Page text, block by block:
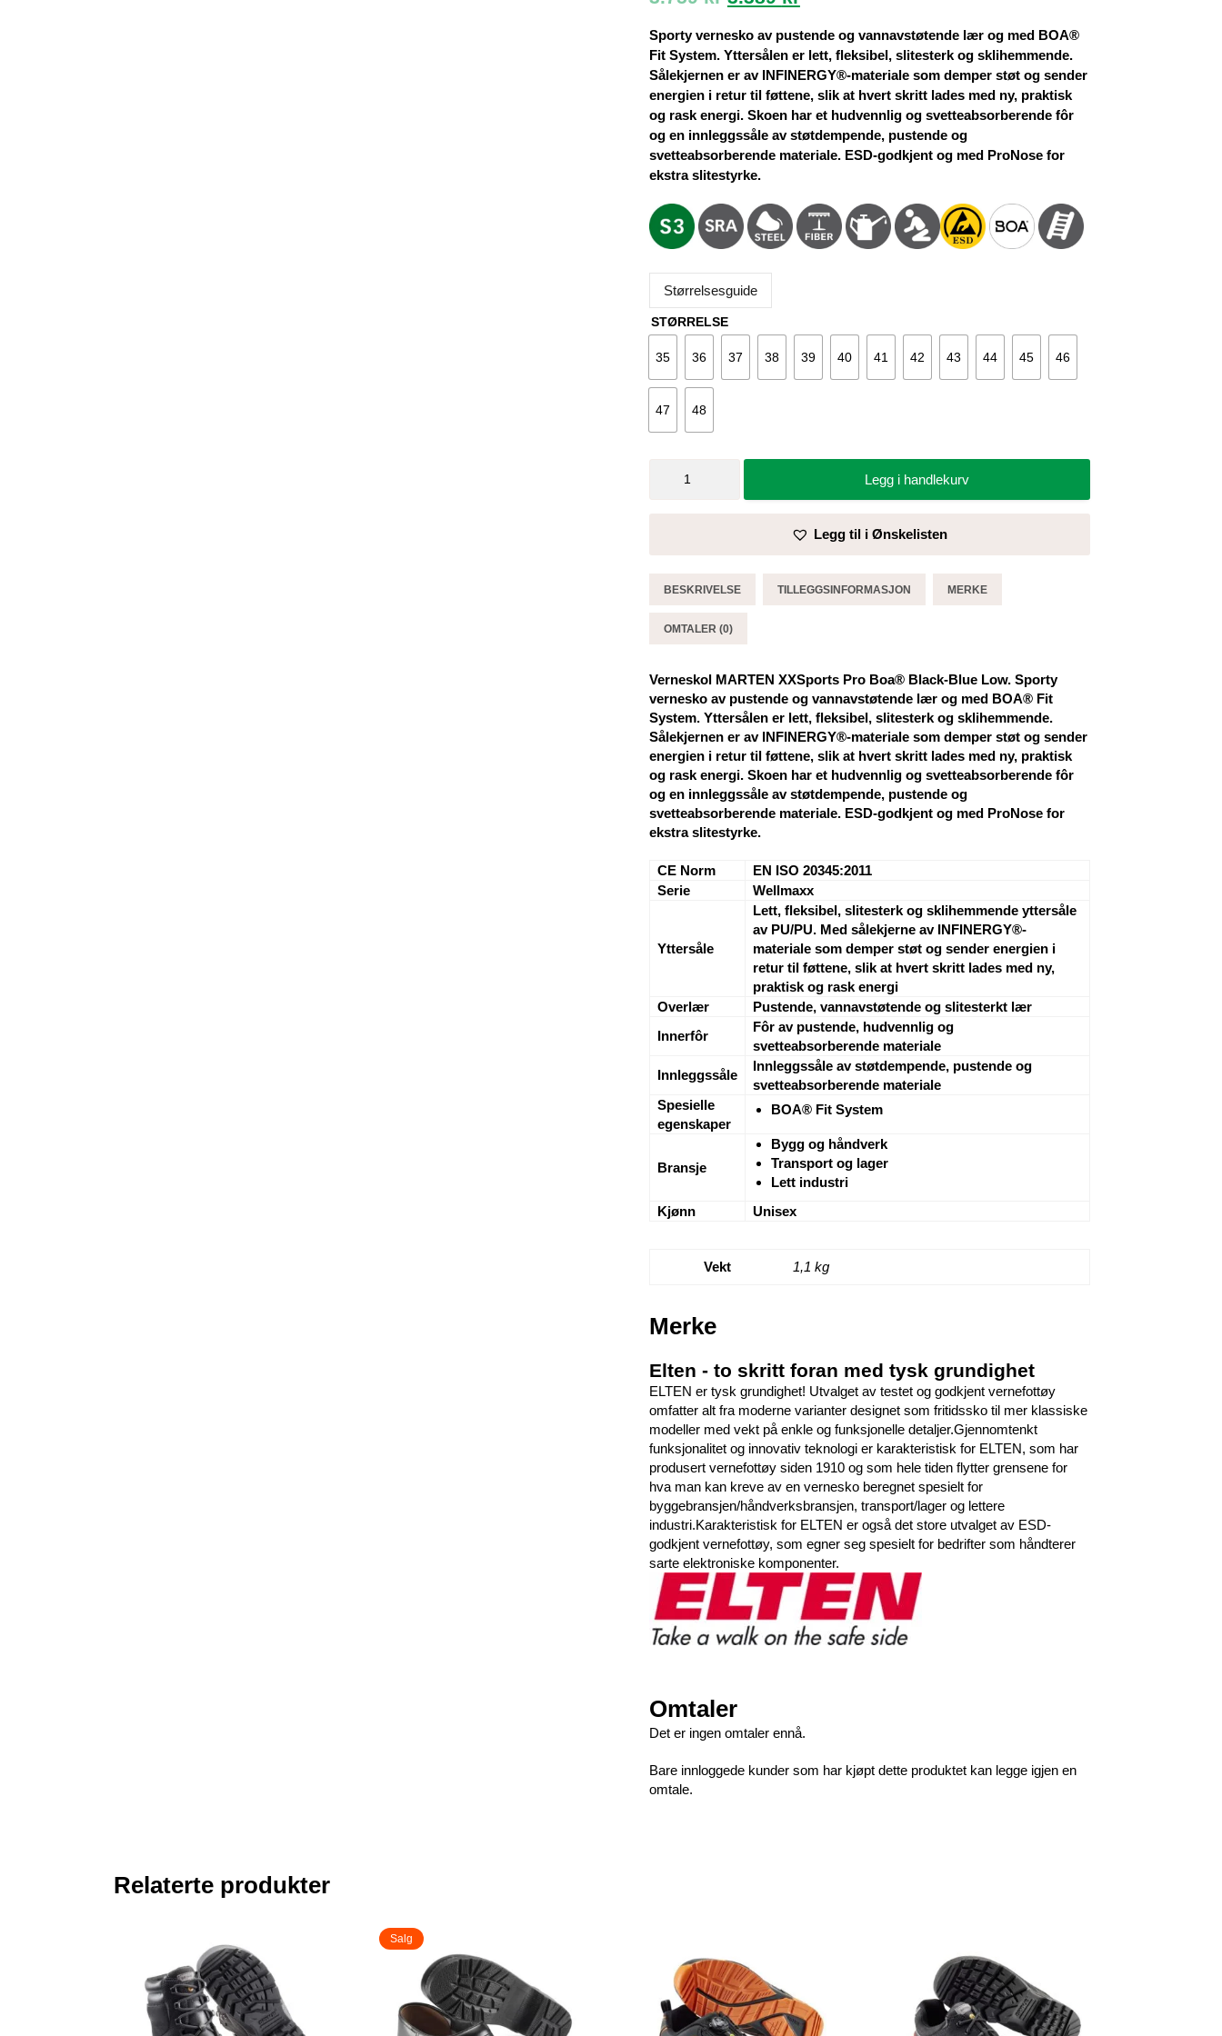
var:
3.759 kr.
er:
3.389 kr.
Sporty vernesko av pustende og vannavstøtende lær og med BOA®
Fit System. Yttersålen er lett, fleksibel, slitesterk og sklihemmende.
Sålekjernen er av INFINERGY®-materiale som demper støt og sender
energien i retur til føttene, slik at hvert skritt lades med ny, praktisk
og rask energi. Skoen har et hudvennlig og svetteabsorberende fôr
og en innleggssåle av støtdempende, pustende og
svetteabsorberende materiale. ESD-godkjent og med ProNose for
ekstra slitestyrke.
Størrelsesguide
STØRRELSE
35 36 37 38 39 40 41 42 43 44 45 46
47 48
MARTEN
Blue
Legg i handlekurv
Legg til i Ønskelisten
BESKRIVELSE TILLEGGSINFORMASJON MERKE
OMTALER (0)
Verneskol MARTEN XXSports Pro Boa® Black-Blue Low. Sporty
vernesko av pustende og vannavstøtende lær og med BOA® Fit
System. Yttersålen er lett, fleksibel, slitesterk og sklihemmende.
Sålekjernen er av INFINERGY®-materiale som demper støt og sender
energien i retur til føttene, slik at hvert skritt lades med ny, praktisk
og rask energi. Skoen har et hudvennlig og svetteabsorberende fôr
og en innleggssåle av støtdempende, pustende og
svetteabsorberende materiale. ESD-godkjent og med ProNose for
ekstra slitestyrke.
CE Norm
EN ISO 20345:2011
Serie
Wellmaxx
Yttersåle
Lett, fleksibel, slitesterk og sklihemmende yttersåle
av PU/PU. Med sålekjerne av INFINERGY®-
materiale som demper støt og sender energien i
retur til føttene, slik at hvert skritt lades med ny,
praktisk og rask energi
Overlær
Pustende, vannavstøtende og slitesterkt lær
Innerfôr
Fôr av pustende, hudvennlig og
svetteabsorberende materiale
Innleggssåle
Innleggssåle av støtdempende, pustende og
svetteabsorberende materiale
Spesielle
egenskaper
BOA® Fit System
Bransje
Bygg og håndverk
Transport og lager
Lett industri
Kjønn
Unisex
Vekt 1,1 kg
Merke
Elten - to skritt foran med tysk grundighet
ELTEN er tysk grundighet! Utvalget av testet og godkjent vernefottøy
omfatter alt fra moderne varianter designet som fritidssko til mer klassiske
modeller med vekt på enkle og funksjonelle detaljer.Gjennomtenkt
funksjonalitet og innovativ teknologi er karakteristisk for ELTEN, som har
produsert vernefottøy siden 1910 og som hele tiden flytter grensene for
hva man kan kreve av en vernesko beregnet spesielt for
byggebransjen/håndverksbransjen, transport/lager og lettere
industri.Karakteristisk for ELTEN er også det store utvalget av ESD-
godkjent vernefottøy, som egner seg spesielt for bedrifter som håndterer
sarte elektroniske komponenter.
Omtaler
Det er ingen omtaler ennå.
Bare innloggede kunder som har kjøpt dette produktet kan legge igjen en
omtale.
Relaterte produkter
Salg